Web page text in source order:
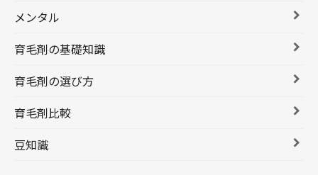
メンタル
育毛剤の基礎知識
育毛剤の選び方
育毛剤比較
豆知識